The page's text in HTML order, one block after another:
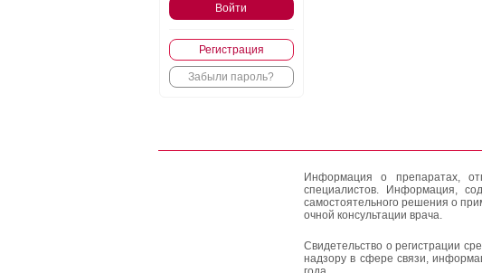
Регистрация
Забыли пароль?
Информация о препаратах,
специалистов. Информация,
самостоятельного решения о
очной консультации врача.
Свидетельство о регистрации
надзору в сфере связи,